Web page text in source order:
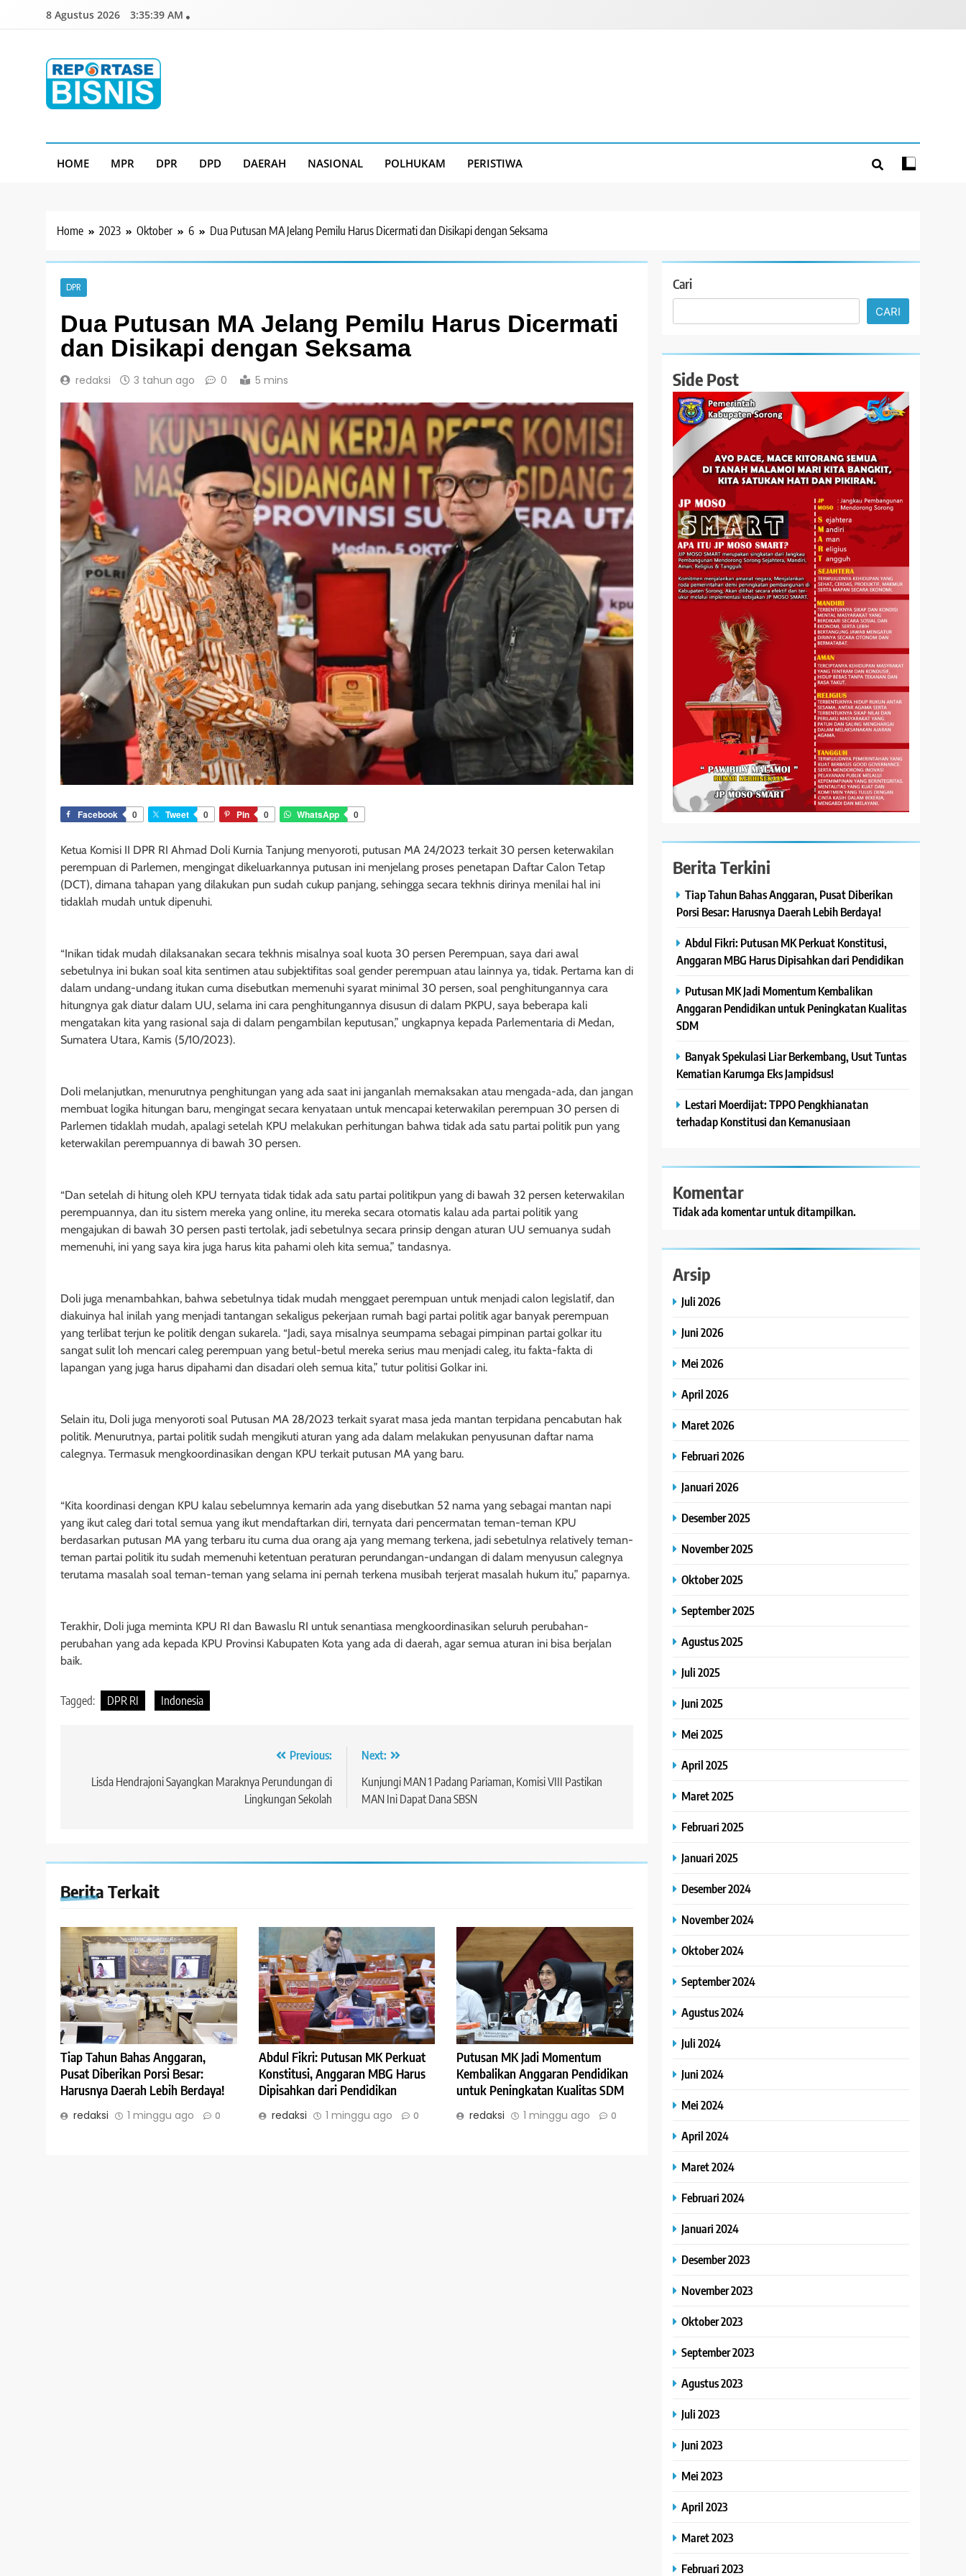
8 Agustus 2026 3:35:40 AM
HOME MPR DPR DPD DAERAH NASIONAL POLHUKAM PERISTIWA
Home 2023 Oktober 6 Dua Putusan MA Jelang Pemilu Harus Dicermati dan Disikapi dengan Seksama
DPR
Dua Putusan MA Jelang Pemilu Harus Dicermati
dan Disikapi dengan Seksama
redaksi 3 tahun ago 0 5 mins
Facebook 0 Tweet 0 Pin 0 WhatsApp 0
Ketua Komisi II DPR RI Ahmad Doli Kurnia Tanjung menyoroti, putusan MA 24/2023 terkait 30 persen keterwakilan
perempuan di Parlemen, mengingat dikeluarkannya putusan ini menjelang proses penetapan Daftar Calon Tetap
(DCT), dimana tahapan yang dilakukan pun sudah cukup panjang, sehingga secara tekhnis dirinya menilai hal ini
tidaklah mudah untuk dipenuhi.
“Inikan tidak mudah dilaksanakan secara tekhnis misalnya soal kuota 30 persen Perempuan, saya dari awal
sebetulnya ini bukan soal kita sentimen atau subjektifitas soal gender perempuan atau lainnya ya, tidak. Pertama kan di
dalam undang-undang itukan cuma disebutkan memenuhi syarat minimal 30 persen, soal penghitungannya cara
hitungnya gak diatur dalam UU, selama ini cara penghitungannya disusun di dalam PKPU, saya beberapa kali
mengatakan kita yang rasional saja di dalam pengambilan keputusan,” ungkapnya kepada Parlementaria di Medan,
Sumatera Utara, Kamis (5/10/2023).
Doli melanjutkan, menurutnya penghitungan yang ada saat ini janganlah memaksakan atau mengada-ada, dan jangan
membuat logika hitungan baru, mengingat secara kenyataan untuk mencapai keterwakilan perempuan 30 persen di
Parlemen tidaklah mudah, apalagi setelah KPU melakukan perhitungan bahwa tidak ada satu partai politik pun yang
keterwakilan perempuannya di bawah 30 persen.
“Dan setelah di hitung oleh KPU ternyata tidak tidak ada satu partai politikpun yang di bawah 32 persen keterwakilan
perempuannya, dan itu sistem mereka yang online, itu mereka secara otomatis kalau ada partai politik yang
mengajukan di bawah 30 persen pasti tertolak, jadi sebetulnya secara prinsip dengan aturan UU semuanya sudah
memenuhi, ini yang saya kira juga harus kita pahami oleh kita semua,” tandasnya.
Doli juga menambahkan, bahwa sebetulnya tidak mudah menggaet perempuan untuk menjadi calon legislatif, dan
diakuinya hal inilah yang menjadi tantangan sekaligus pekerjaan rumah bagi partai politik agar banyak perempuan
yang terlibat terjun ke politik dengan sukarela. “Jadi, saya misalnya seumpama sebagai pimpinan partai golkar itu
sangat sulit loh mencari caleg perempuan yang betul-betul mereka serius mau menjadi caleg, itu fakta-fakta di
lapangan yang juga harus dipahami dan disadari oleh semua kita,” tutur politisi Golkar ini.
Selain itu, Doli juga menyoroti soal Putusan MA 28/2023 terkait syarat masa jeda mantan terpidana pencabutan hak
politik. Menurutnya, partai politik sudah mengikuti aturan yang ada dalam melakukan penyusunan daftar nama
calegnya. Termasuk mengkoordinasikan dengan KPU terkait putusan MA yang baru.
“Kita koordinasi dengan KPU kalau sebelumnya kemarin ada yang disebutkan 52 nama yang sebagai mantan napi
yang ikut caleg dari total semua yang ikut mendaftarkan diri, ternyata dari pencermatan teman-teman KPU
berdasarkan putusan MA yang terbaru itu cuma dua orang aja yang memang terkena, jadi sebetulnya relatively teman-
teman partai politik itu sudah memenuhi ketentuan peraturan perundangan-undangan di dalam menyusun calegnya
terutama masalah soal teman-teman yang selama ini pernah terkena musibah terjerat masalah hukum itu,” paparnya.
Terakhir, Doli juga meminta KPU RI dan Bawaslu RI untuk senantiasa mengkoordinasikan seluruh perubahan-
perubahan yang ada kepada KPU Provinsi Kabupaten Kota yang ada di daerah, agar semua aturan ini bisa berjalan
baik.
Tagged: DPR RI Indonesia
pos
Previous:
Lisda Hendrajoni Sayangkan Maraknya Perundungan di
Lingkungan Sekolah
Next:
Kunjungi MAN 1 Padang Pariaman, Komisi VIII Pastikan
MAN Ini Dapat Dana SBSN
Berita Terkait
Tiap Tahun Bahas Anggaran,
Pusat Diberikan Porsi Besar:
Harusnya Daerah Lebih Berdaya!
redaksi 1 minggu ago 0
Abdul Fikri: Putusan MK Perkuat
Konstitusi, Anggaran MBG Harus
Dipisahkan dari Pendidikan
redaksi 1 minggu ago 0
Putusan MK Jadi Momentum
Kembalikan Anggaran Pendidikan
untuk Peningkatan Kualitas SDM
redaksi 1 minggu ago 0
Cari
CARI
Side Post
Berita Terkini
Tiap Tahun Bahas Anggaran, Pusat Diberikan
Porsi Besar: Harusnya Daerah Lebih Berdaya!
Abdul Fikri: Putusan MK Perkuat Konstitusi,
Anggaran MBG Harus Dipisahkan dari Pendidikan
Putusan MK Jadi Momentum Kembalikan
Anggaran Pendidikan untuk Peningkatan Kualitas
SDM
Banyak Spekulasi Liar Berkembang, Usut Tuntas
Kematian Karumga Eks Jampidsus!
Lestari Moerdijat: TPPO Pengkhianatan
terhadap Konstitusi dan Kemanusiaan
Komentar
Tidak ada komentar untuk ditampilkan.
Arsip
Juli 2026
Juni 2026
Mei 2026
April 2026
Maret 2026
Februari 2026
Januari 2026
Desember 2025
November 2025
Oktober 2025
September 2025
Agustus 2025
Juli 2025
Juni 2025
Mei 2025
April 2025
Maret 2025
Februari 2025
Januari 2025
Desember 2024
November 2024
Oktober 2024
September 2024
Agustus 2024
Juli 2024
Juni 2024
Mei 2024
April 2024
Maret 2024
Februari 2024
Januari 2024
Desember 2023
November 2023
Oktober 2023
September 2023
Agustus 2023
Juli 2023
Juni 2023
Mei 2023
April 2023
Maret 2023
Februari 2023